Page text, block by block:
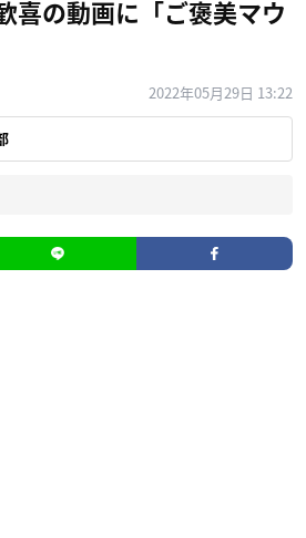
喜の動画に「ご褒美マウ
2022年05月29日 13:22